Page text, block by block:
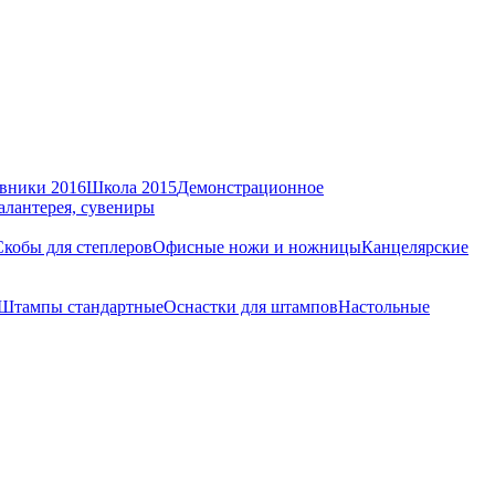
2016Школа 2015Демонстрационное
сувениры
для степлеровОфисные ножи и ножницыКанцелярские
стандартныеОснастки для штамповНастольные